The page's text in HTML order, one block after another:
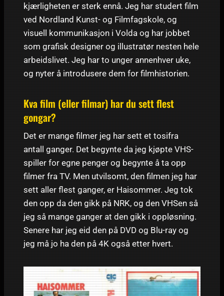
kjærligheten er sterk ennå. Jeg har studert film
ved Nordland Kunst- og Filmfagskole, og
visuell kommunikasjon i Volda og har jobbet
som grafisk designer og illustratør nesten hele
arbeidslivet. Jeg har to unger annenhver uke,
og nyter å introdusere dem for filmhistorien.
Kva film (eller filmar) har du sett flest
gongar?
Det er mange filmer jeg har sett et tosifra
antall ganger. Det begynte da jeg kjøpte VHS-
spiller for egne penger og begynte å ta opp
filmer fra TV. Men utvilsomt, den filmen jeg har
sett aller flest ganger, er Haisommer. Jeg tok
den opp da den gikk på NRK, og den VHSen så
jeg så mange ganger at den gikk i oppløsning.
Senere har jeg eid den på DVD og Blu-ray og
jeg må jo ha den på 4K også etter hvert.